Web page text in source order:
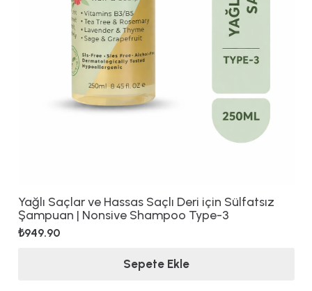
Yağlı Saçlar ve Hassas Saçlı Deri için Sülfatsız
Şampuan | Nonsive Shampoo Type-3
₺949.90
Sepete Ekle